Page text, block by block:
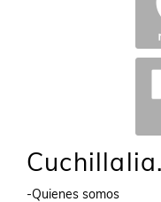
-Quienes somos